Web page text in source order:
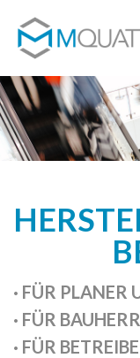
· FÜR PLANER
· FÜR
· FÜR